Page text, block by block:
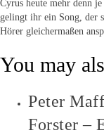
Cyrus heute mehr denn
gelingt ihr ein Song, der
Hörer gleichermaßen
You may
Peter
Forster –